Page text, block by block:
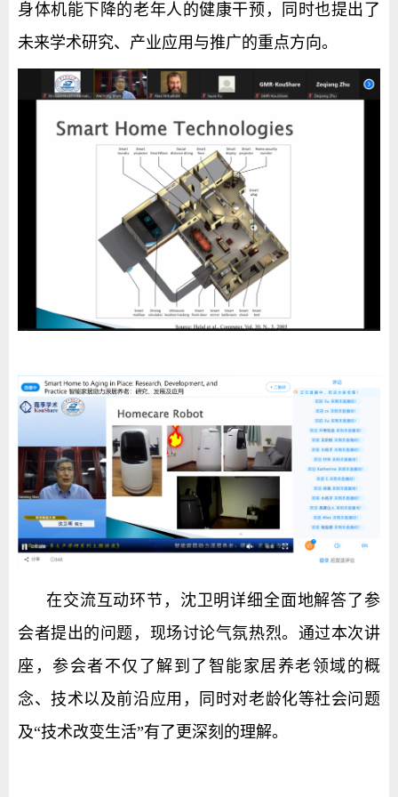
身体机能下降的老年人的健康干预，同时也提出了
未来学术研究、产业应用与推广的重点方向。
在交流互动环节，沈卫明详细全面地解答了参
会者提出的问题，现场讨论气氛热烈。通过本次讲
座，参会者不仅了解到了智能家居养老领域的概
念、技术以及前沿应用，同时对老龄化等社会问题
及“技术改变生活”有了更深刻的理解。